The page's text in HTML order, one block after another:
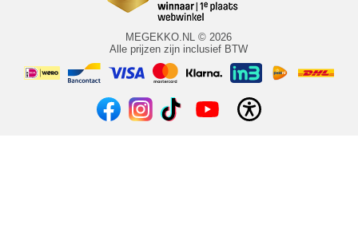
MEGEKKO.NL © 2026
Alle prijzen zijn inclusief BTW